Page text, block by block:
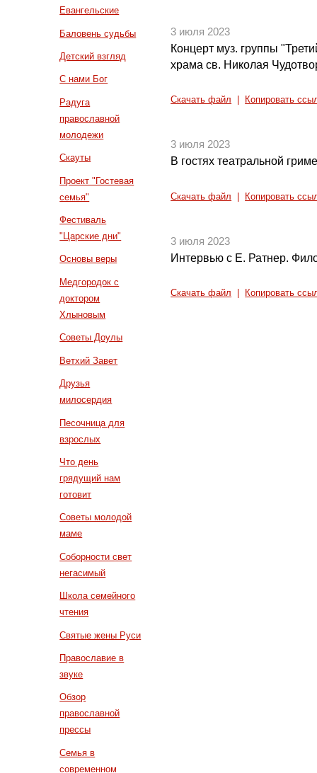
Евангельские
Баловень судьбы
Детский взгляд
С нами Бог
Радуга
православной
молодежи
Скауты
Проект "Гостевая
семья"
Фестиваль
"Царские дни"
Основы веры
Медгородок с
доктором
Хлыновым
Советы Доулы
Ветхий Завет
Друзья
милосердия
Песочница для
взрослых
Что день
грядущий нам
готовит
Советы молодой
маме
Соборности свет
негасимый
Школа семейного
чтения
Святые жены Руси
Православие в
звуке
Обзор
православной
прессы
Семья в
современном
3 июля 2023
Концерт муз. группы
храма св. Николая
Скачать файл Копировать
3 июля 2023
В гостях театральной
Скачать файл Копировать
3 июля 2023
Интервью с Е. Ратнер.
Скачать файл Копировать